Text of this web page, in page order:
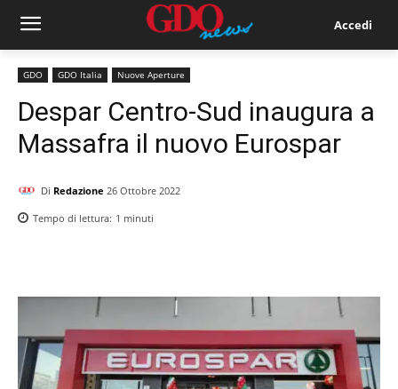
Accedi
GDO GDO Italia Nuove Aperture
Despar Centro-Sud inaugura a
Massafra il nuovo Eurospar
Di Redazione 26 Ottobre 2022
Tempo di lettura: 1 minuti